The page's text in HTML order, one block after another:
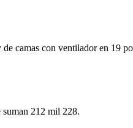
camas con ventilador en 19
suman 212 mil 228.